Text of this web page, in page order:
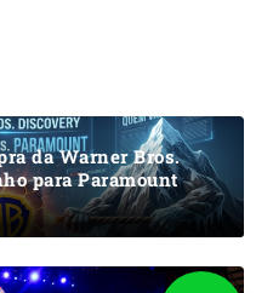
da Warner Bros.
para Paramount